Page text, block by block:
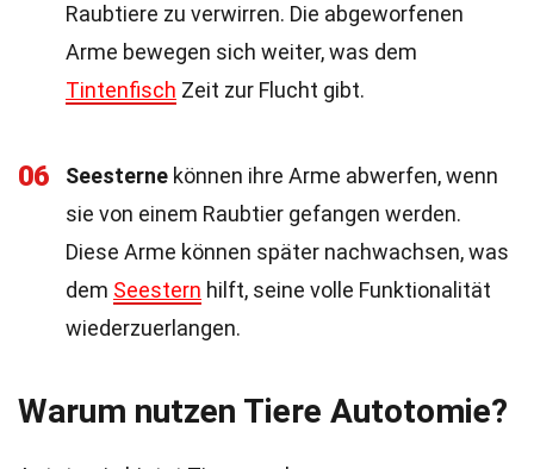
Raubtiere zu verwirren. Die abgeworfenen
Arme bewegen sich weiter, was dem
Tintenfisch Zeit zur Flucht gibt.
06 Seesterne können ihre Arme abwerfen, wenn
sie von einem Raubtier gefangen werden.
Diese Arme können später nachwachsen, was
dem Seestern hilft, seine volle Funktionalität
wiederzuerlangen.
Warum nutzen Tiere Autotomie?